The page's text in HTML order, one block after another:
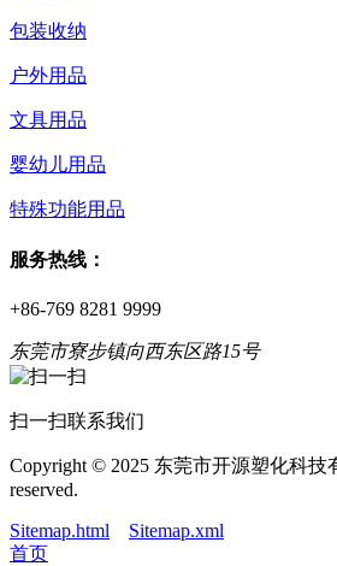
包装收纳
户外用品
文具用品
婴幼儿用品
特殊功能用品
服务热线：
+86-769 8281 9999
东莞市寮步镇向西东区路15号
扫一扫联系我们
Copyright © 2025 东莞市开源塑化科技
reserved.
Sitemap.html
Sitemap.xml
首页